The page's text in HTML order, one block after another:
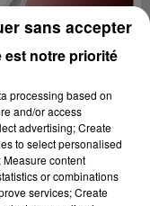
est notre priorité
processing based on
and/or access
advertising; Create
to select personalised
content
or combinations
services; Create
sans accepter